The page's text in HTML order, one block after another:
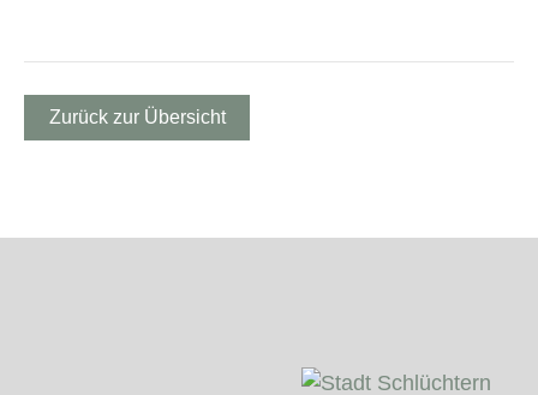
Zurück zur Übersicht